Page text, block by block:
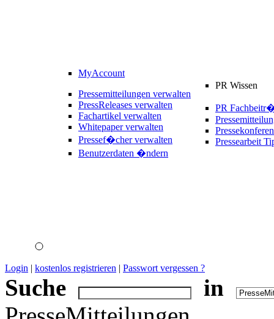
MyAccount
Pressemitteilungen verwalten
PressReleases verwalten
Fachartikel verwalten
Whitepaper verwalten
Pressef�cher verwalten
Benutzerdaten �ndern
PR Wissen
PR
Pressearbeit
Login | kostenlos registrieren | Passwort vergessen ?
Suche
in